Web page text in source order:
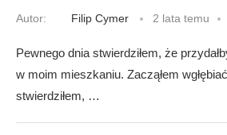
Autor: Filip Cymer 2 lata temu
Pewnego dnia stwierdziłem, że
w moim mieszkaniu. Zacząłem
stwierdziłem, …